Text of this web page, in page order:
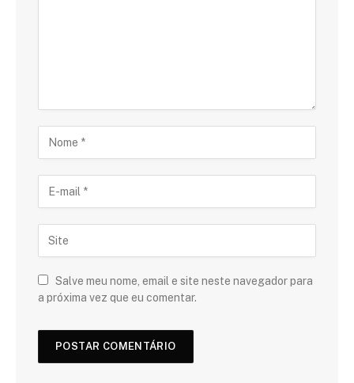
Salve meu nome, email e site neste navegador para
a próxima vez que eu comentar.